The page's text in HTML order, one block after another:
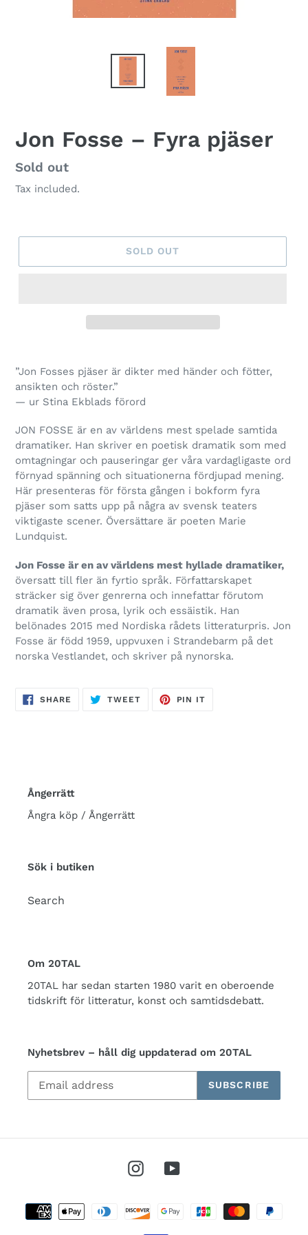
Jon Fosse – Fyra pjäser
Regular
price
Sold out
Tax included.
SOLD OUT
”Jon Fosses pjäser är dikter med händer och fötter,
ansikten och röster.”
— ur Stina Ekblads förord
JON FOSSE är en av världens mest spelade samtida
dramatiker. Han skriver en poetisk dramatik som med
omtagningar och pauseringar ger våra vardagligaste ord
förnyad spänning och situationerna fördjupad mening.
Här presenteras för första gången i bokform fyra
pjäser som satts upp på några av svensk teaters
viktigaste scener. Översättare är poeten Marie
Lundquist.
Jon Fosse är en av världens mest hyllade dramatiker,
översatt till fler än fyrtio språk. Författarskapet
sträcker sig över genrerna och innefattar förutom
dramatik även prosa, lyrik och essäistik. Han
belönades 2015 med Nordiska rådets litteraturpris. Jon
Fosse är född 1959, uppvuxen i Strandebarm på det
norska Vestlandet, och skriver på nynorska.
SHARE SHARE
ON
TWEETTWEET
PIN IT
Ångerrätt
Ångra köp / Ångerrätt
Sök i butiken
Search
Om 20TAL
20TAL har sedan starten 1980 varit en oberoende
tidskrift för litteratur, konst och samtidsdebatt.
Nyhetsbrev – håll dig uppdaterad om 20TAL
SUBSCRIBE
InstagramYouTube
Payment
methods